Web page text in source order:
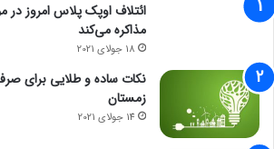
ائتلاف اوپک پلاس امروز
مذاکره می‌کند
18 جولای 2021
نکات ساده و طلایی برای
زمستان
14 جولای 2021